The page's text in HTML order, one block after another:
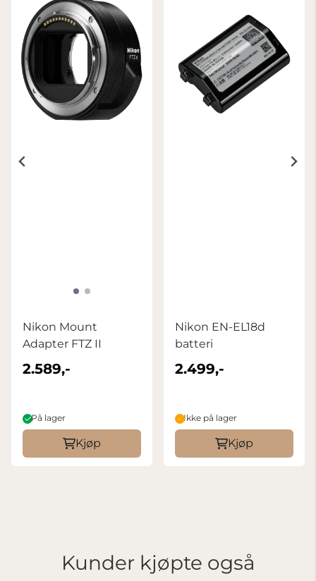
Nikon Mount
Adapter FTZ II
2.589,-
På lager
Kjøp
Nikon EN-EL18d
batteri
2.499,-
Ikke på lager
Kjøp
Kunder kjøpte også